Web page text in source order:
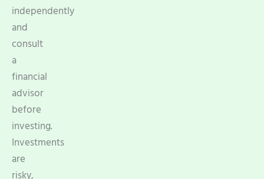
independently
and
consult
a
financial
advisor
before
investing.
Investments
are